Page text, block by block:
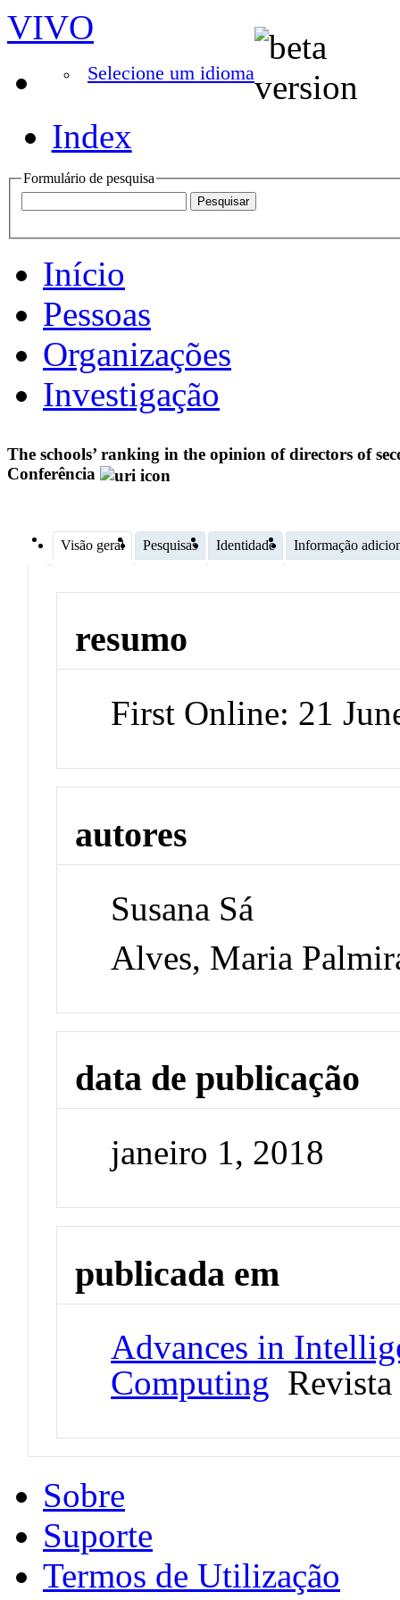
VIVO
Selecione um idioma
Index
Formulário de pesquisa
Início
Pessoas
Organizações
Investigação
The schools’ ranking in the opinion of directors of
Conferência
Visão geral Pesquisas Identidade Informação
resumo
First Online: 21
autores
Susana Sá
Alves, Maria
data de publicação
janeiro 1, 2018
publicada em
Advances in
Computing Revista
Sobre
Suporte
Termos de Utilização